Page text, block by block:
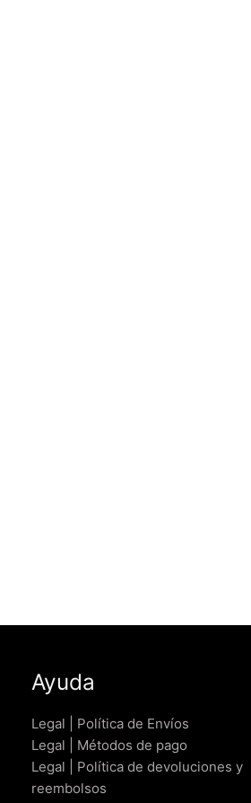
Ayuda
Legal | Política de Envíos
Legal | Métodos de pago
Legal | Política de devoluciones y
reembolsos